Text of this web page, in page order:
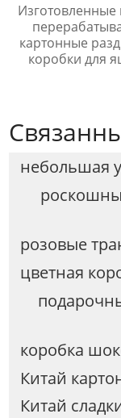
Изготовленные
картонные
коробки для
небольшая
розовые
цветная
коробка
Китай
Китай